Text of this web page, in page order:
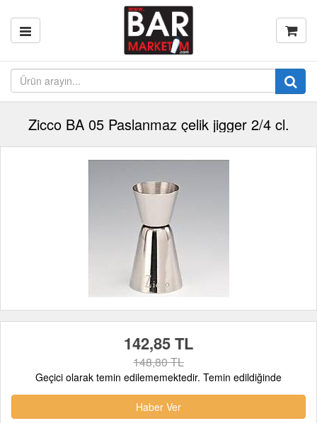
Zicco BA 05 Paslanmaz çelik jigger 2/4 cl.
142,85 TL
148,80 TL
Geçici olarak temin edilememektedir. Temin edildiğinde
Haber Ver